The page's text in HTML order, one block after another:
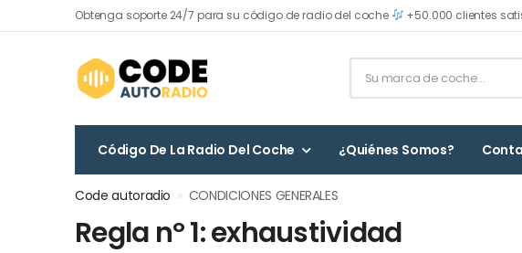
Obtenga soporte 24/7 para su código de radio del coche +50.000 clientes
Código De La Radio Del Coche ¿Quiénes Somos?
Code autoradio » CONDICIONES GENERALES
Regla nº 1: exhaustividad